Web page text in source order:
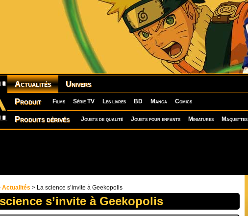
Actualités Univers
Produit Films Série TV Les livres BD Manga Comics
Produits dérivés Jouets de qualité Jouets pour enfants Miniatures Maquettes
Actualités > La science s’invite à Geekopolis
s’invite à Geekopolis